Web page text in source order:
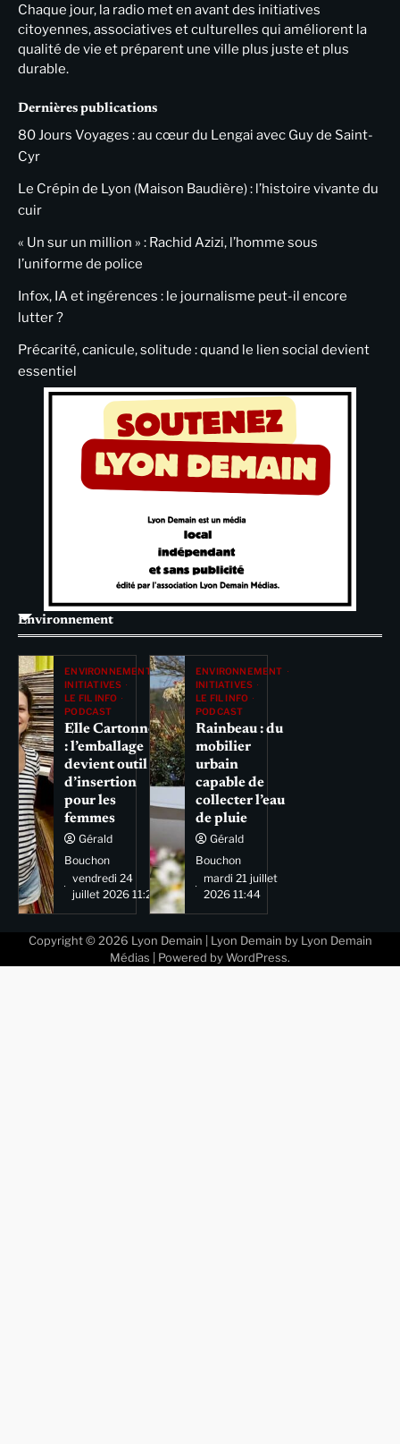
Chaque jour, la radio met en avant des initiatives
citoyennes, associatives et culturelles qui améliorent la
qualité de vie et préparent une ville plus juste et plus
durable.
Dernières publications
80 Jours Voyages : au cœur du Lengai avec Guy de Saint-
Cyr
Le Crépin de Lyon (Maison Baudière) : l’histoire vivante du
cuir
« Un sur un million » : Rachid Azizi, l’homme sous
l’uniforme de police
Infox, IA et ingérences : le journalisme peut-il encore
lutter ?
Précarité, canicule, solitude : quand le lien social devient
essentiel
Environnement
ENVIRONNEMENT
INITIATIVES
LE FIL INFO
PODCAST
Elle Cartonne
: l’emballage
devient outil
d’insertion
pour les
femmes
Gérald
Bouchon
vendredi 24
juillet 2026 11:29
ENVIRONNEMENT
INITIATIVES
LE FIL INFO
PODCAST
Rainbeau : du
mobilier
urbain
capable de
collecter l’eau
de pluie
Gérald
Bouchon
mardi 21 juillet
2026 11:44
Copyright © 2026 Lyon Demain | Lyon Demain by Lyon Demain
Médias | Powered by WordPress.